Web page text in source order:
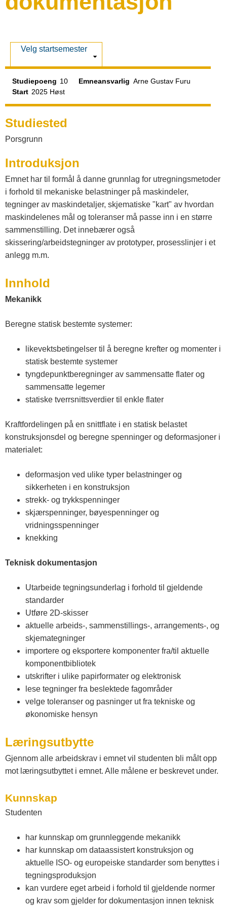
a
l
o
g
V
e
s
t
f
o
l
d
o
g
t
e
l
e
m
a
r
k
V
Velg startsemester
Studiepoeng 10 Emneansvarlig Arne Gustav Furu
Start 2025 Høst
Studiested
Porsgrunn
Introduksjon
Emnet har til formål å danne grunnlag for utregningsmetoder
i forhold til mekaniske belastninger på maskindeler,
tegninger av maskindetaljer, skjematiske "kart" av hvordan
maskindelenes mål og toleranser må passe inn i en større
sammenstilling. Det innebærer også
skissering/arbeidstegninger av prototyper, prosesslinjer i et
anlegg m.m.
Innhold
Mekanikk
Beregne statisk bestemte systemer:
likevektsbetingelser til å beregne krefter og momenter i
statisk bestemte systemer
tyngdepunktberegninger av sammensatte flater og
sammensatte legemer
statiske tverrsnittsverdier til enkle flater
Kraftfordelingen på en snittflate i en statisk belastet
konstruksjonsdel og beregne spenninger og deformasjoner i
materialet:
deformasjon ved ulike typer belastninger og
sikkerheten i en konstruksjon
strekk- og trykkspenninger
skjærspenninger, bøyespenninger og
vridningsspenninger
knekking
Teknisk dokumentasjon
Utarbeide tegningsunderlag i forhold til gjeldende
standarder
Utføre 2D-skisser
aktuelle arbeids-, sammenstillings-, arrangements-, og
skjemategninger
importere og eksportere komponenter fra/til aktuelle
komponentbibliotek
utskrifter i ulike papirformater og elektronisk
lese tegninger fra beslektede fagområder
velge toleranser og pasninger ut fra tekniske og
økonomiske hensyn
Læringsutbytte
Gjennom alle arbeidskrav i emnet vil studenten bli målt opp
mot læringsutbyttet i emnet. Alle målene er beskrevet under.
Kunnskap
Studenten
har kunnskap om grunnleggende mekanikk
har kunnskap om dataassistert konstruksjon og
aktuelle ISO- og europeiske standarder som benyttes i
tegningsproduksjon
kan vurdere eget arbeid i forhold til gjeldende normer
og krav som gjelder for dokumentasjon innen teknisk